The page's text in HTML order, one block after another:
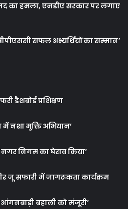
का हमला, एनडीए सरकार पर लगाए
सफल अभ्यर्थियों का सम्मान’
डैशबोर्ड प्रशिक्षण
नशा मुक्ति अभियान’
निगम का घेराव किया’
जू सफारी में जागरूकता कार्यक्रम
बहाली को मंजूरी’